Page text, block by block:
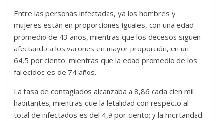
Entre las personas infectadas, ya los hombres y
mujeres están en proporciones iguales, con una edad
promedio de 43 años, mientras que los decesos siguen
afectando a los varones en mayor proporción, en un
64,5 por ciento, mientras que la edad promedio de los
fallecidos es de 74 años.
La tasa de contagiados alcanzaba a 8,86 cada cien mil
habitantes; mientras que la letalidad con respecto al
total de infectados es del 4,9 por ciento; y la mortandad